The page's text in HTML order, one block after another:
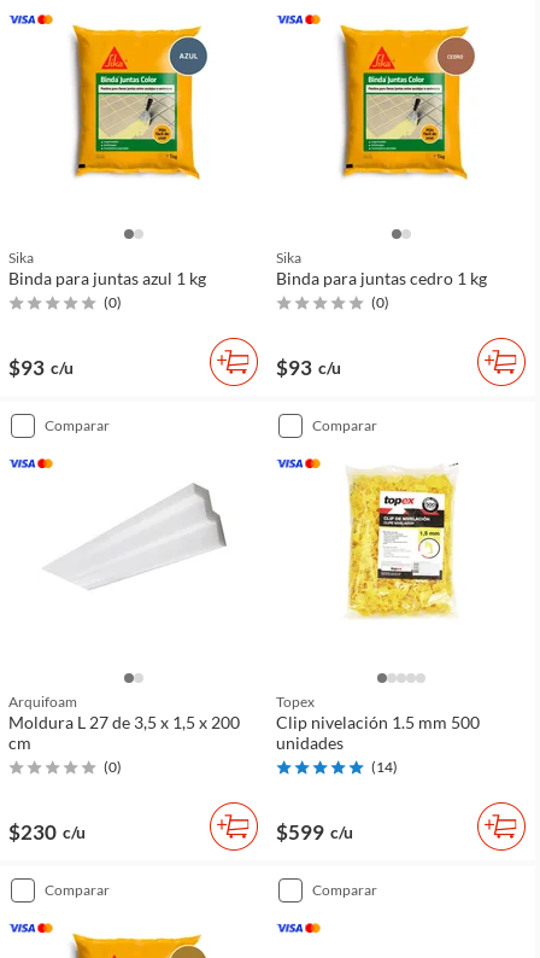
Sika
Binda para juntas azul 1 kg
(0)
$93 c/u
Sika
Binda para juntas cedro 1 kg
(0)
$93 c/u
comparar
Arquifoam
Moldura L 27 de 3,5 x 1,5 x 200
cm
(0)
$230 c/u
comparar
Topex
Clip nivelación 1.5 mm 500
unidades
(14)
$599 c/u
comparar comparar